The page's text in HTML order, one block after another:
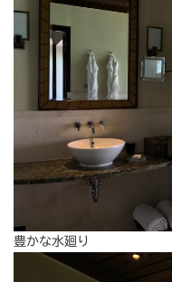
豊かな水廻り